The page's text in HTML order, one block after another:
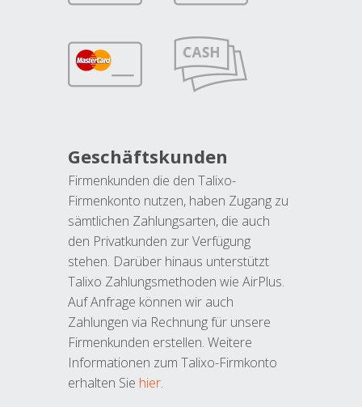
Geschäftskunden
Firmenkunden die den Talixo-
Firmenkonto nutzen, haben Zugang zu
sämtlichen Zahlungsarten, die auch
den Privatkunden zur Verfügung
stehen. Darüber hinaus unterstützt
Talixo Zahlungsmethoden wie AirPlus.
Auf Anfrage können wir auch
Zahlungen via Rechnung für unsere
Firmenkunden erstellen. Weitere
Informationen zum Talixo-Firmkonto
erhalten Sie hier.